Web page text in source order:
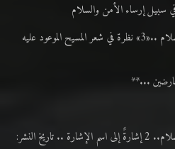
سبيل إرساء الأمن والسلام
رأيٌ في لغة المسيح الموعود عليه السلام ..«3» نظرة في شعر المسيح الموعود عليه
...**
رأي في لغة المسيح الموعود عليه السلام.. 2 إشارةٌ إلى اسم الإشارة .. تاريخ النشر: